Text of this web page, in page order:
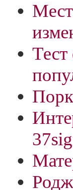
Тест